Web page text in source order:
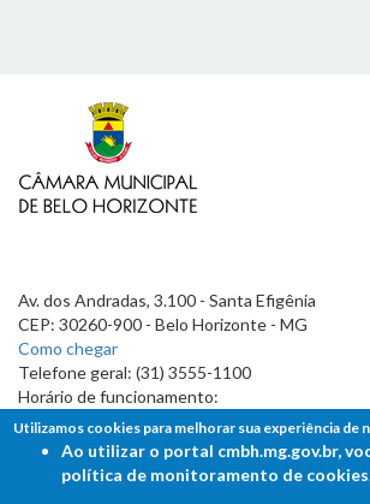
Av. dos Andradas, 3.100 - Santa Efigênia
CEP: 30260-900 - Belo Horizonte - MG
Como chegar
Telefone geral: (31) 3555-1100
Horário de funcionamento:
7h às 19h
Utilizamos cookies para melhorar sua experiência de
Ao utilizar o portal cmbh.mg.gov.br,
política de monitoramento de